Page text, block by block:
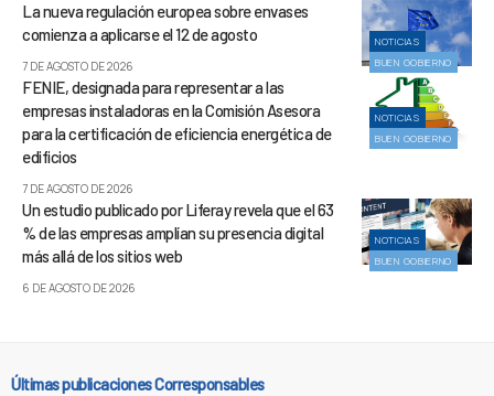
NOTICIAS
BUEN GOBIERNO
La nueva regulación europea sobre envases
comienza a aplicarse el 12 de agosto
7 DE AGOSTO DE 2026
NOTICIAS
BUEN GOBIERNO
FENIE, designada para representar a las
empresas instaladoras en la Comisión Asesora
para la certificación de eficiencia energética de
edificios
7 DE AGOSTO DE 2026
NOTICIAS
BUEN GOBIERNO
Un estudio publicado por Liferay revela que el 63
% de las empresas amplían su presencia digital
más allá de los sitios web
6 DE AGOSTO DE 2026
Últimas publicaciones Corresponsables